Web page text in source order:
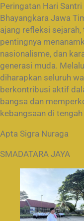
Peringatan Hari
Bhayangkara Jawa
ajang refleksi
pentingnya
nasionalisme, dan
generasi muda.
diharapkan seluruh
berkontribusi aktif
bangsa dan
kebangsaan di
Apta Sigra Nuraga
SMADATARA JAYA